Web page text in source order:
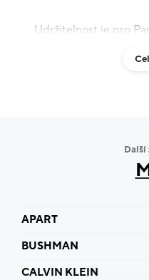
Udržitelnost je pro
recyklované stříbro a
gravírování. Přijďte si
pro sebe nebo své
Další
APART
BUSHMAN
CALVIN KLEIN